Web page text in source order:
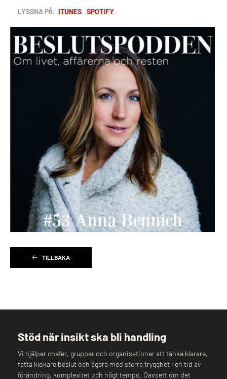
LYSSNA PÅ: ITUNES SPOTIFY
TILLBAKA
Stöd när insikt ska bli handling
Vi hjälper chefer, grupper och organisationer att tänka klarare,
fatta klokare beslut och agera med större trygghet i en tid av
förändring, komplexitet och högt tempo. Oavsett om det